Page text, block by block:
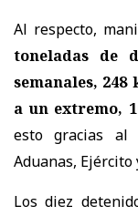
Al respecto,
toneladas de
semanales,
a un extremo,
esto gracias al
Aduanas, Ejército
Los diez